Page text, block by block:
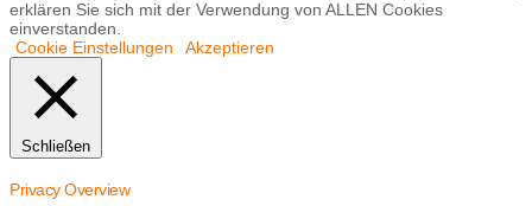
erklären Sie sich mit der Verwendung von ALLEN Cookies
einverstanden.
Cookie Einstellungen
Akzeptieren
Schließen
Privacy Overview